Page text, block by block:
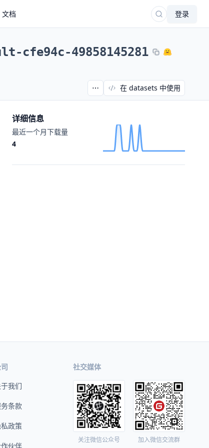
文档 登录
cfe94c-49858145281
在 datasets 中使用
详细信息
最近一个月下载量
4
我们
条款
政策
伙伴
社交媒体
关注微信公众号 加入微信交流群